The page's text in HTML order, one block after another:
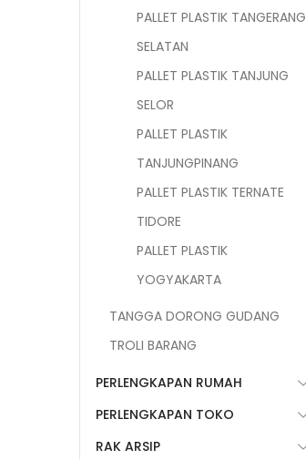
PALLET PLASTIK TANGERANG
SELATAN
PALLET PLASTIK TANJUNG
SELOR
PALLET PLASTIK
TANJUNGPINANG
PALLET PLASTIK TERNATE
TIDORE
PALLET PLASTIK
YOGYAKARTA
TANGGA DORONG GUDANG
TROLI BARANG
PERLENGKAPAN RUMAH
PERLENGKAPAN TOKO
RAK ARSIP